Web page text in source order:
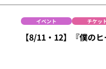
イベント チケッ
【8/11・12】『僕の